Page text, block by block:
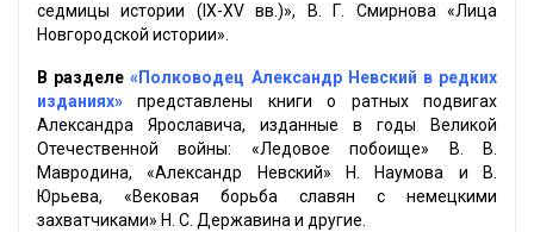
седмицы истории (IX-XV вв.)», В. Г. Смирнова «Лица
Новгородской истории».
В разделе«Полководец Александр Невский в редких
изданиях» представлены книги о ратных подвигах
Александра Ярославича, изданные в годы Великой
Отечественной войны: «Ледовое побоище» В. В.
Мавродина, «Александр Невский» Н. Наумова и В.
Юрьева, «Вековая борьба славян с немецкими
захватчиками» Н. С. Державина и другие.